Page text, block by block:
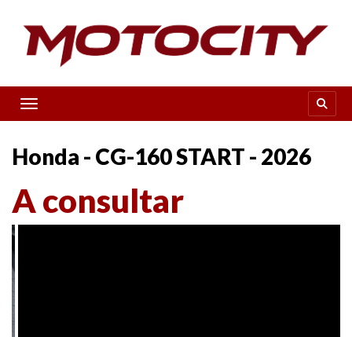
Toggle navigation
Honda - CG-160 START - 2026
A consultar